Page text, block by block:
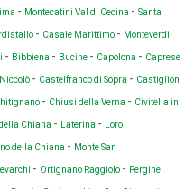
- Montecatini Val di Cecina - Santa
- Casale Marittimo - Monteverdi
- Bibbiena - Bucine - Capolona - Caprese
- Castelfranco di Sopra - Castiglion
- Chiusi della Verna - Civitella in
Chiana - Laterina - Loro
della Chiana - Monte San
- Ortignano Raggiolo - Pergine